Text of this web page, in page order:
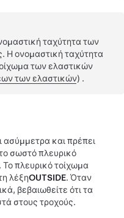
ταχύτητα των
Η ονομαστική ταχύτητα
των ελαστικών
των ελαστικών) .
ασύμμετρα και πρέπει
σωστό πλευρικό
πλευρικό τοίχωμα
λέξηOUTSIDE. Όταν
βεβαιωθείτε ότι τα
στους τροχούς.